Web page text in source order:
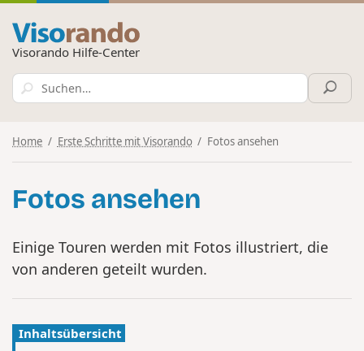
Visorando Hilfe-Center
Home Erste Schritte mit Visorando Fotos ansehen
Fotos ansehen
Einige Touren werden mit Fotos illustriert, die
von anderen geteilt wurden.
Inhaltsübersicht